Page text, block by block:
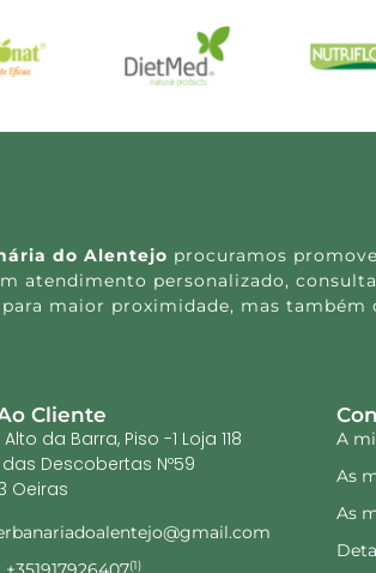
do Alentejo procuramos
atendimento personalizado,
maior proximidade, mas
Cliente
da Barra, Piso -1 Loja 118
Descobertas Nº59
Oeiras
(1)
A
As
As